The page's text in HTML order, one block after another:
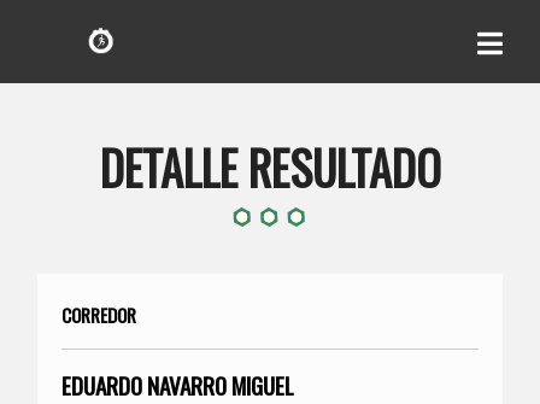
DETALLE RESULTADO
CORREDOR
EDUARDO NAVARRO MIGUEL